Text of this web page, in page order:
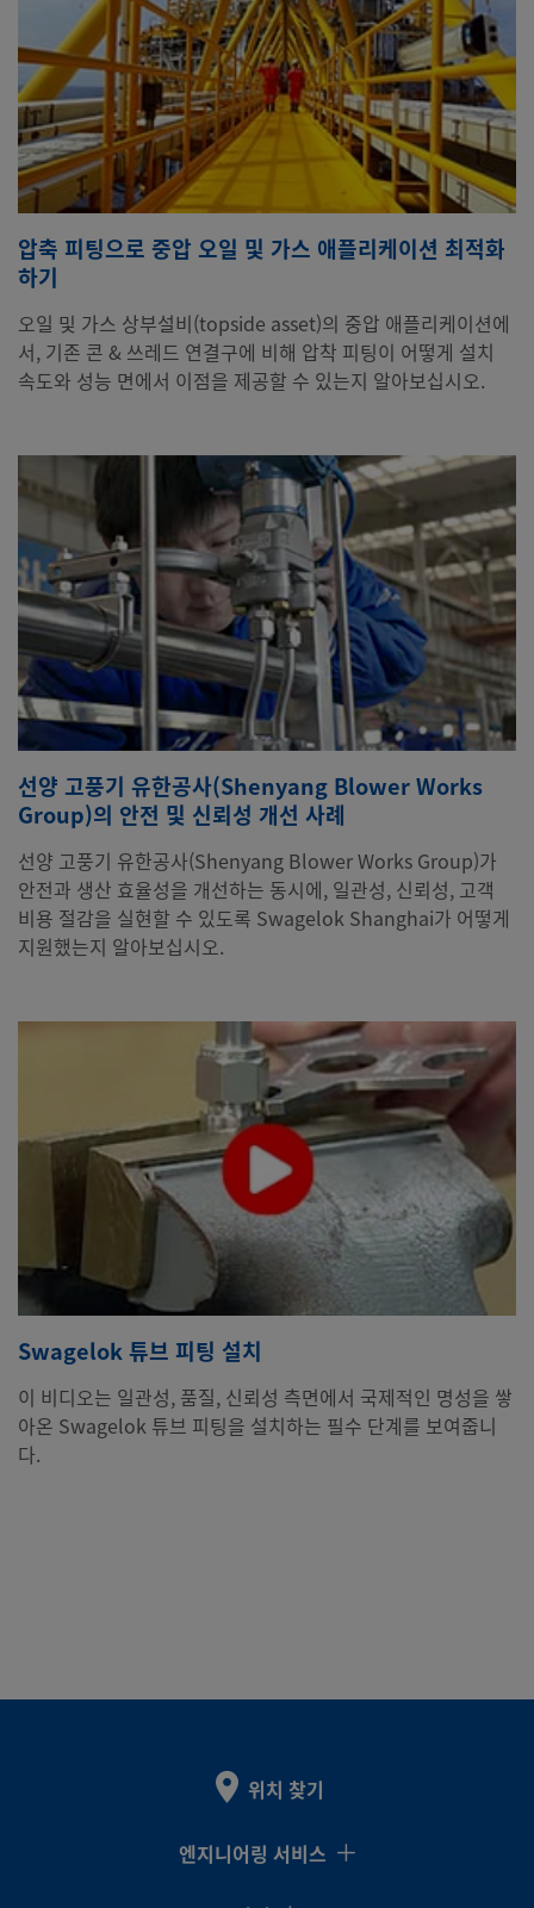
압축 피팅으로 중압 오일 및 가스 애플리케이션 최적화
하기
오일 및 가스 상부설비(topside asset)의 중압 애플리케이션에
서, 기존 콘 & 쓰레드 연결구에 비해 압착 피팅이 어떻게 설치
속도와 성능 면에서 이점을 제공할 수 있는지 알아보십시오.
선양 고풍기 유한공사(Shenyang Blower Works
Group)의 안전 및 신뢰성 개선 사례
선양 고풍기 유한공사(Shenyang Blower Works Group)가
안전과 생산 효율성을 개선하는 동시에, 일관성, 신뢰성, 고객
비용 절감을 실현할 수 있도록 Swagelok Shanghai가 어떻게
지원했는지 알아보십시오.
Swagelok 튜브 피팅 설치
이 비디오는 일관성, 품질, 신뢰성 측면에서 국제적인 명성을 쌓
아온 Swagelok 튜브 피팅을 설치하는 필수 단계를 보여줍니
다.
위치 찾기
엔지니어링 서비스